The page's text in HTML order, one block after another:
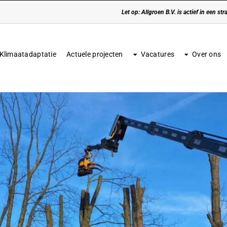
Let op: Allgroen B.V. is actief in een
Klimaatadaptatie Actuele projecten Vacatures Over ons